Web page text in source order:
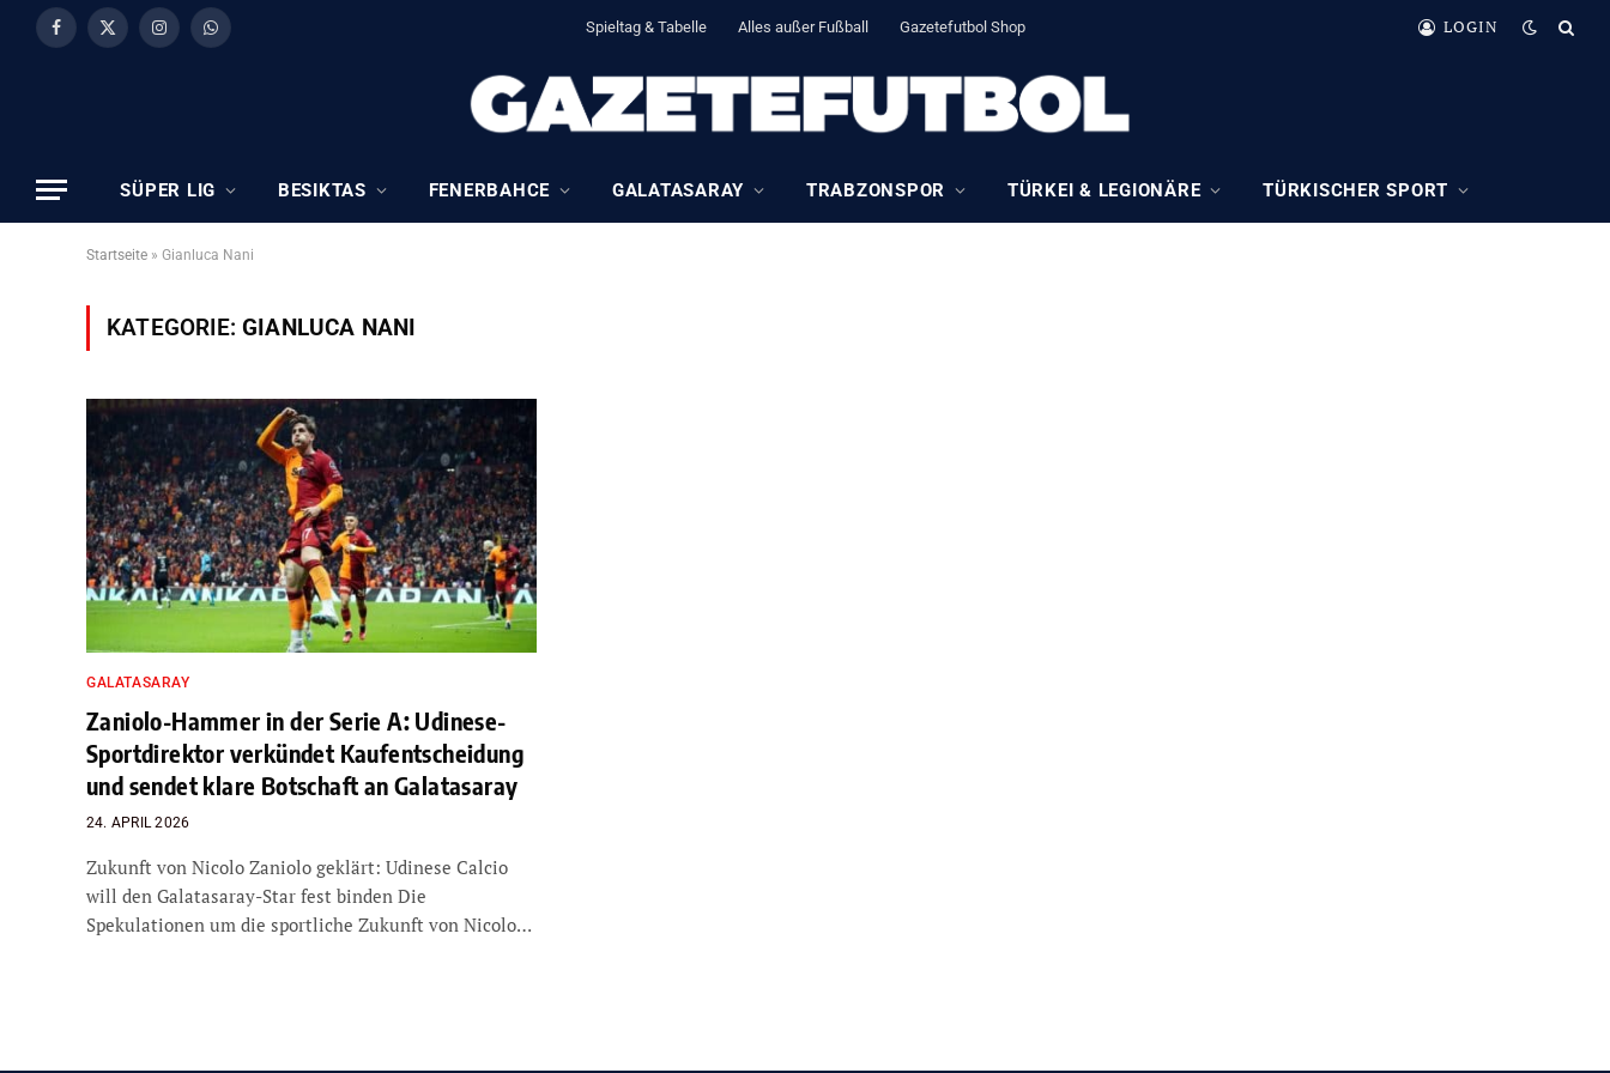
Facebook
X
InstagramWhatsApp Spieltag & Tabelle Alles außer Fußball Gazetefutbol Shop LOGIN
SÜPER LIG BESIKTAS FENERBAHCE GALATASARAY TRABZONSPOR TÜRKEI & LEGIONÄRE TÜRKISCHER SPORT
Startseite » Gianluca Nani
KATEGORIE:GIANLUCA NANI
GALATASARAY
Zaniolo-Hammer in der Serie A: Udinese-
Sportdirektor verkündet Kaufentscheidung
und sendet klare Botschaft an Galatasaray
24. APRIL 2026
Zukunft von Nicolo Zaniolo geklärt: Udinese Calcio
will den Galatasaray-Star fest binden Die
Spekulationen um die sportliche Zukunft von Nicolo…